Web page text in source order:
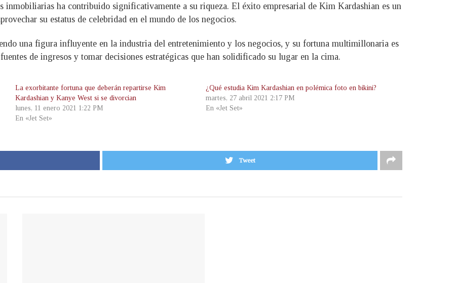
inmobiliarias ha contribuido significativamente a su riqueza. El éxito empresarial de Kim Kardashian es un
su estatus de celebridad en el mundo de los negocios.
una figura influyente en la industria del entretenimiento y los negocios, y su fortuna multimillonaria es
de ingresos y tomar decisiones estratégicas que han solidificado su lugar en la cima.
La exorbitante fortuna que deberán repartirse Kim
Kardashian y Kanye West si se divorcian
lunes, 11 enero 2021 1:22 PM
En «Jet Set»
¿Qué estudia Kim Kardashian en polémica foto en bikini?
martes, 27 abril 2021 2:17 PM
En «Jet Set»
Tweet